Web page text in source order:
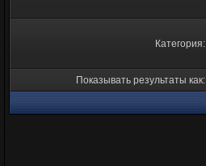
Категория:
Показывать результаты как: